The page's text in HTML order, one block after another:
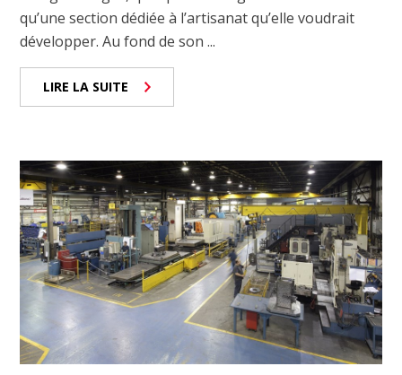
qu’une section dédiée à l’artisanat qu’elle voudrait
développer. Au fond de son ...
LIRE LA SUITE